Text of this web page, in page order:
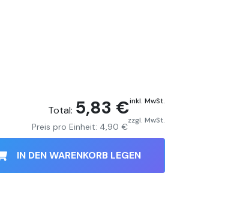
Total: 5,83 €inkl. MwSt.
Preis pro Einheit: 4,90 €
zzgl. MwSt.
IN DEN WARENKORB LEGEN